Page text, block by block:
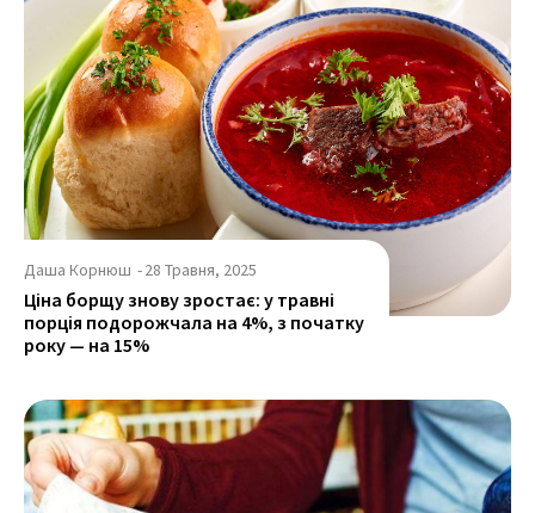
Даша Корнюш -28 Травня, 2025
Ціна борщу знову зростає: у травні
порція подорожчала на 4%, з початку
року — на 15%